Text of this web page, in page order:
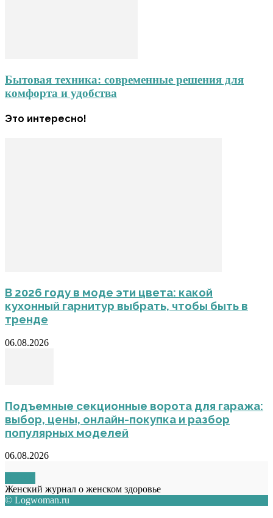
Бытовая техника: современные решения для
комфорта и удобства
Это интересно!
В 2026 году в моде эти цвета: какой
кухонный гарнитур выбрать, чтобы быть в
тренде
06.08.2026
Подъемные секционные ворота для гаража:
выбор, цены, онлайн-покупка и разбор
популярных моделей
06.08.2026
Женский журнал о женском здоровье
© Logwoman.ru